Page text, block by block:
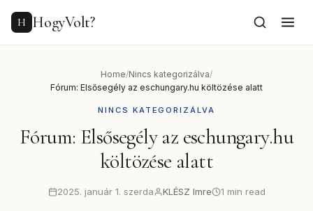
content
H HogyVolt?
Home/Nincs kategorizálva/
Fórum: Elsősegély az eschungary.hu költözése alatt
NINCS KATEGORIZÁLVA
Fórum: Elsősegély az eschungary.hu
költözése alatt
2025. január 1. szerda KLÉSZ Imre 1 min read